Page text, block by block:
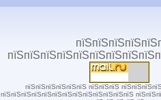
пїЅпїЅпїЅпїЅпїЅпїЅ пїЅпїЅпїЅ
пїЅпїЅпїЅпїЅпїЅпїЅпїЅпїЅпїЅпїЅпїЅпїЅпїЅ